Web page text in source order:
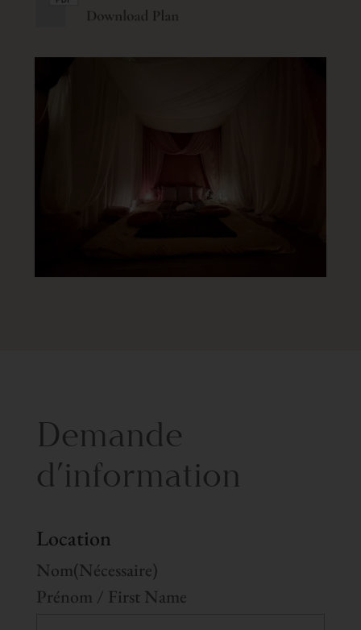
Demande
d’information
Location
Nom(Nécessaire)
Prénom / First Name